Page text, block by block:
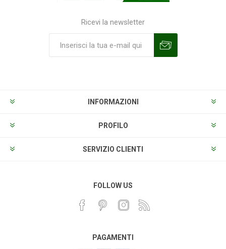
Ricevi la newsletter
INFORMAZIONI
PROFILO
SERVIZIO CLIENTI
FOLLOW US
PAGAMENTI